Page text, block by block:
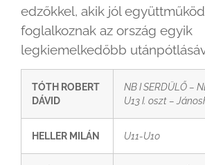
edzőkkel, akik jól
foglalkoznak az ország egyik
legkiemelkedőbb
TÓTH ROBERT
DÁVID
NB I SERDÜLŐ –
U13 I. oszt –
HELLER MILÁN U11-U10